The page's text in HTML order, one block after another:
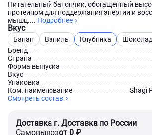
Питательный батончик, обогащенный
протеином для поддержания энергии и
мышц.... Подробнее
Вкус
Банан Ваниль Клубника
Шоколад
Бренд
Страна
Форма выпуска
Вкус
Упаковка
Ком. наименование
Shagi
Смотреть состав
Доставка г. Доставка по России
Самовывозот 0 ₽